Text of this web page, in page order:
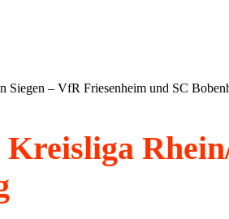
Siegen – VfR Friesenheim und SC